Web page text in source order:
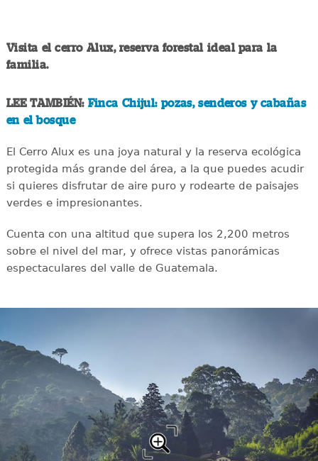
Visita el cerro Alux, reserva forestal ideal para la
familia.
LEE TAMBIÉN: Finca Chijul: pozas, senderos y cabañas
en el bosque
El Cerro Alux es una joya natural y la reserva ecológica
protegida más grande del área, a la que puedes acudir
si quieres disfrutar de aire puro y rodearte de paisajes
verdes e impresionantes.
Cuenta con una altitud que supera los 2,200 metros
sobre el nivel del mar, y ofrece vistas panorámicas
espectaculares del valle de Guatemala.